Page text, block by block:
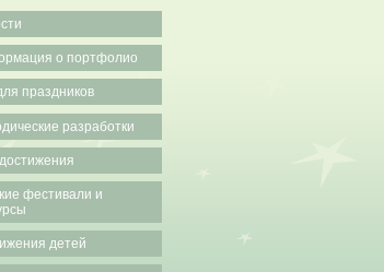
о портфолио
праздников
разработки
фестивали и
детей